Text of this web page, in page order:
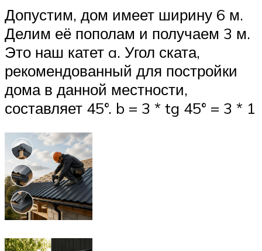
Допустим, дом имеет ширину 6 м.
Делим её пополам и получаем 3 м.
Это наш катет a. Угол ската,
рекомендованный для постройки
дома в данной местности,
составляет 45°. b = 3 * tg 45° = 3 * 1